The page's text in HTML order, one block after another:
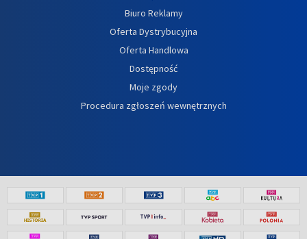
Biuro Reklamy
Oferta Dystrybucyjna
Oferta Handlowa
Dostępność
Moje zgody
Procedura zgłoszeń wewnętrznych